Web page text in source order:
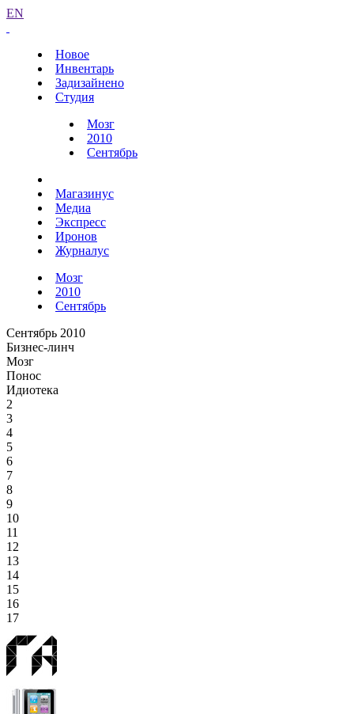
EN
Новое
Инвентарь
Задизайнено
Студия
Мозг
2010
Сентябрь
Магазинус
Медиа
Экспресс
Иронов
Журналус
Мозг
2010
Сентябрь
Сентябрь 2010
Бизнес-линч
Мозг
Понос
Идиотека
2
3
4
5
6
7
8
9
10
11
12
13
14
15
16
17